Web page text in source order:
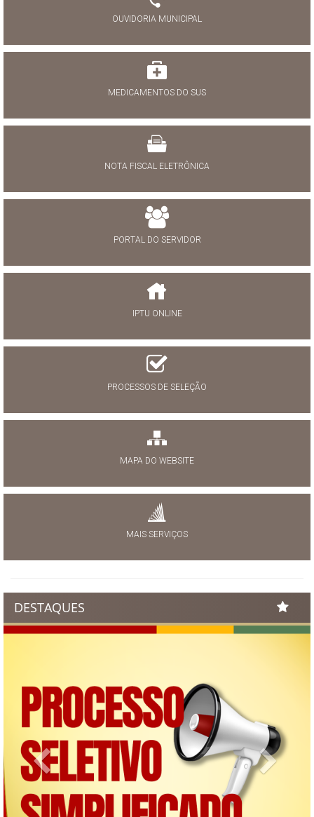
OUVIDORIA MUNICIPAL
MEDICAMENTOS DO SUS
NOTA FISCAL ELETRÔNICA
PORTAL DO SERVIDOR
IPTU ONLINE
PROCESSOS DE SELEÇÃO
MAPA DO WEBSITE
MAIS SERVIÇOS
DESTAQUES
Previous Next